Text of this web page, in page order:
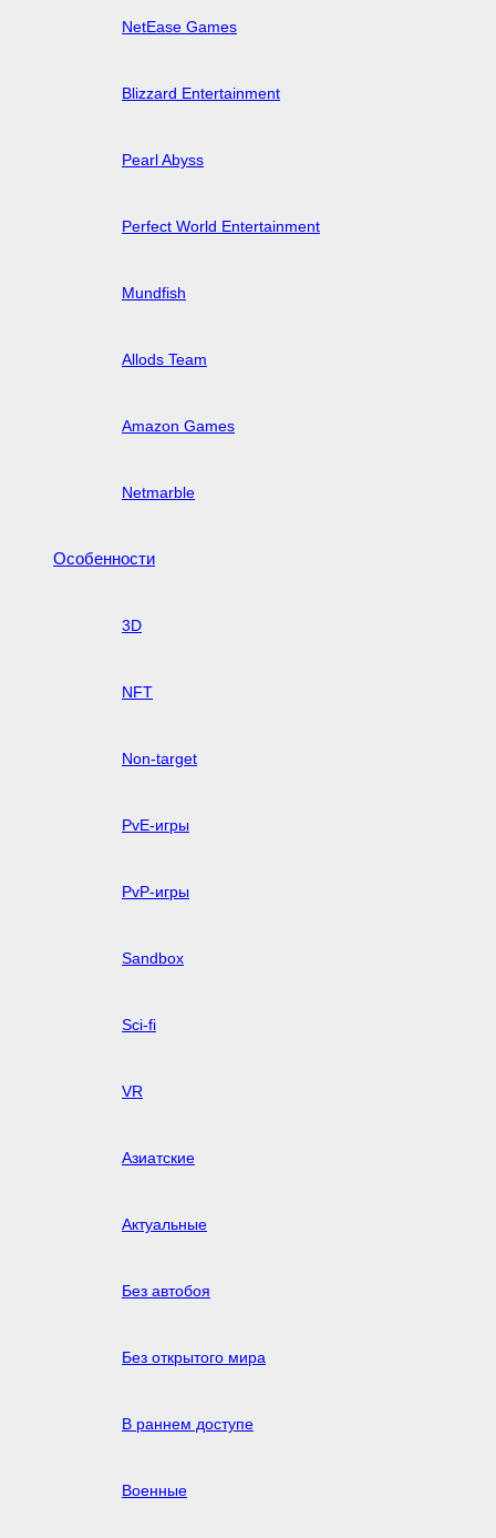
NetEase Games
Blizzard Entertainment
Pearl Abyss
Perfect World Entertainment
Mundfish
Allods Team
Amazon Games
Netmarble
Особенности
3D
NFT
Non-target
PvE-игры
PvP-игры
Sandbox
Sci-fi
VR
Азиатские
Актуальные
Без автобоя
Без открытого мира
В раннем доступе
Военные